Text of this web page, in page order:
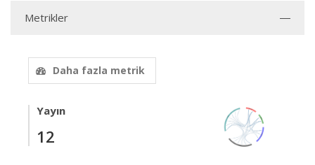
Metrikler
Daha fazla metrik
Yayın
12